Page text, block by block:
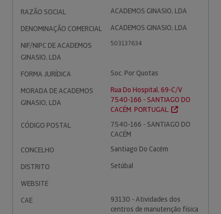
RAZÃO SOCIAL
ACADEMOS GINASIO, LDA
DENOMINAÇÃO COMERCIAL
ACADEMOS GINASIO, LDA
NIF/NIPC DE ACADEMOS
GINASIO, LDA
503137634
FORMA JURÍDICA
Soc. Por Quotas
MORADA DE ACADEMOS
GINASIO, LDA
Rua Do Hospital, 69-C/V
7540-166 - SANTIAGO DO
CACÉM. PORTUGAL.
CÓDIGO POSTAL
7540-166 - SANTIAGO DO
CACÉM
CONCELHO
Santiago Do Cacém
DISTRITO
Setúbal
WEBSITE
CAE
93130 - Atividades dos
centros de manutenção física